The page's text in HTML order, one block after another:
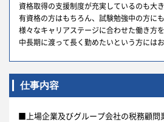
資格取得の支援制度が充実しているのも大き
有資格の方はもちろん、試験勉強中の方に
様々なキャリアステージに合わせた働き方
中長期に渡って長く勤めたいという方には
仕事内容
■上場企業及びグループ会社の税務顧問